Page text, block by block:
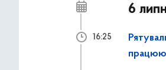
6
16:25